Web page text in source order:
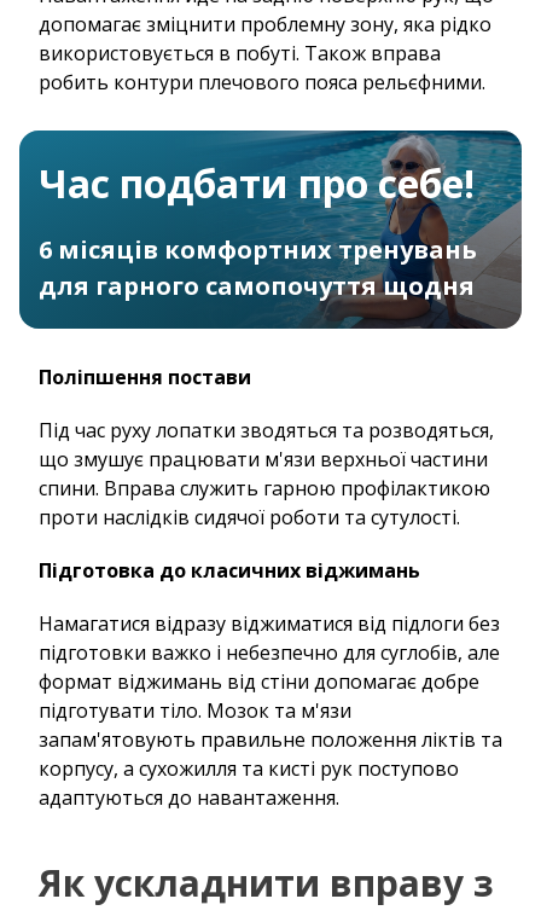
допомагає зміцнити проблемну зону, яка рідко
використовується в побуті. Також вправа
робить контури плечового пояса рельєфними.
Час подбати про себе!
6 місяців комфортних тренувань
для гарного самопочуття щодня
Поліпшення постави
Під час руху лопатки зводяться та розводяться,
що змушує працювати м'язи верхньої частини
спини. Вправа служить гарною профілактикою
проти наслідків сидячої роботи та сутулості.
Підготовка до класичних віджимань
Намагатися відразу віджиматися від підлоги без
підготовки важко і небезпечно для суглобів, але
формат віджимань від стіни допомагає добре
підготувати тіло. Мозок та м'язи
запам'ятовують правильне положення ліктів та
корпусу, а сухожилля та кисті рук поступово
адаптуються до навантаження.
Як ускладнити вправу з